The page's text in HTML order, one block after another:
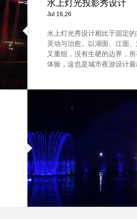
水上灯光投影秀设计
Jul 16,26
水上灯光秀设计相比于固定
灵动与治愈。以湖面、江面
又重组，没有生硬的边界，
体验，这也是城市夜游设计